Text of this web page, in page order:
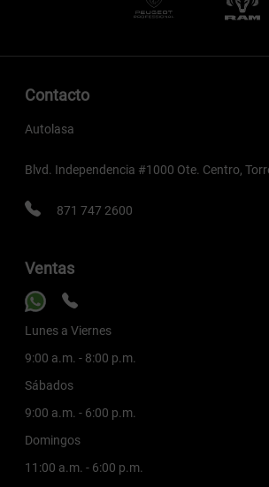
Contacto
Autolasa
Blvd. Independencia #1000 Ote. Centro,
871 747 2600
Ventas
Lunes a Viernes
9:00 a.m. - 8:00 p.m.
Sábados
9:00 a.m. - 6:00 p.m.
Domingos
11:00 a.m. - 6:00 p.m.